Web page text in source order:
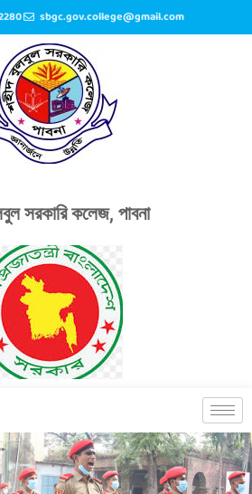
sbgc.gov.college@gmail.com
সরকারি কলেজ, পাবনা